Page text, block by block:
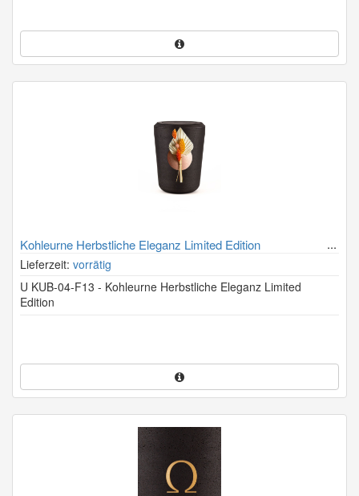
Kohleurne Herbstliche Eleganz Limited Edition
Lieferzeit: vorrätig
U KUB-04-F13 - Kohleurne Herbstliche Eleganz Limited
Edition